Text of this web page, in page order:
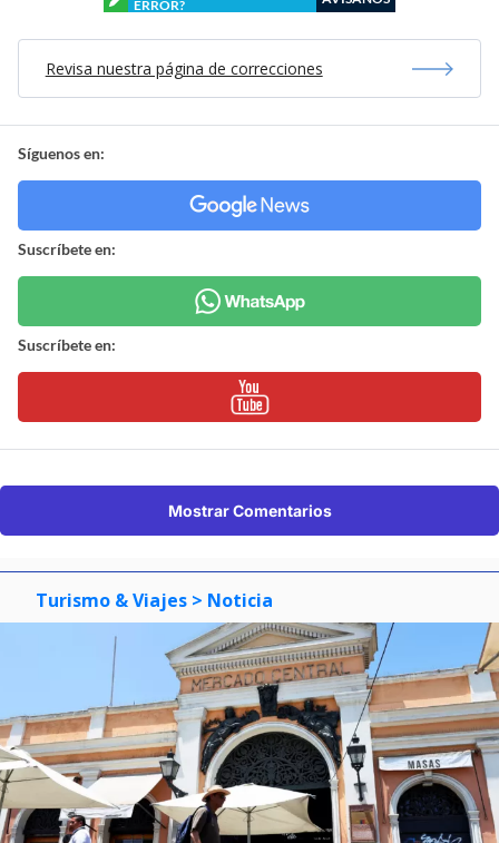
ERROR?
Revisa nuestra página de correcciones
Síguenos en:
Suscríbete en:
Suscríbete en:
Mostrar Comentarios
Turismo & Viajes > Noticia